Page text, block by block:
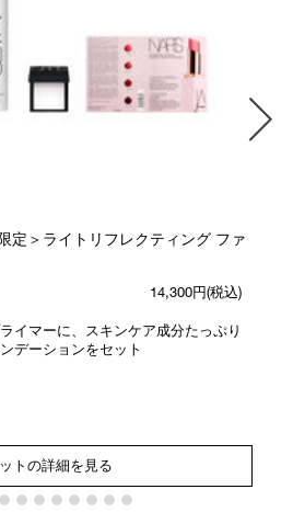
定＞ライトリフレクティング ファ
14,300円(税込)
イマーに、スキンケア成分たっぷり
デーションをセット
トの詳細を見る